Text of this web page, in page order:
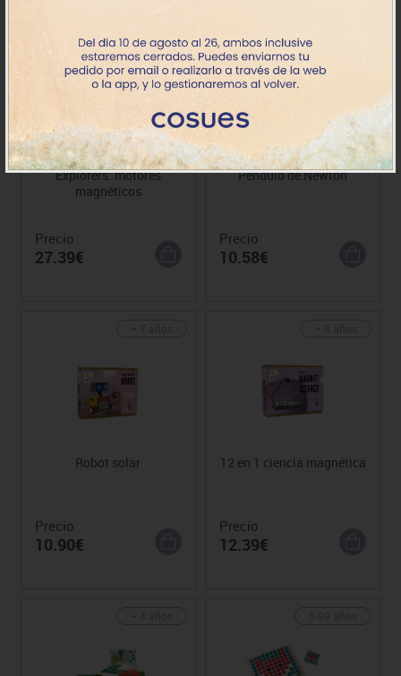
+ 5 años
Explorers: motores
magnéticos
Precio
27.39€
Péndulo de Newton
Precio
10.58€
Robot solar
Precio
10.90€
12 en 1 ciencia magnética
Precio
12.39€